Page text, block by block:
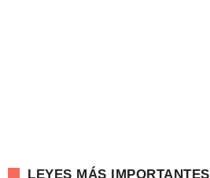
LEYES MÁS IMPORTANTES